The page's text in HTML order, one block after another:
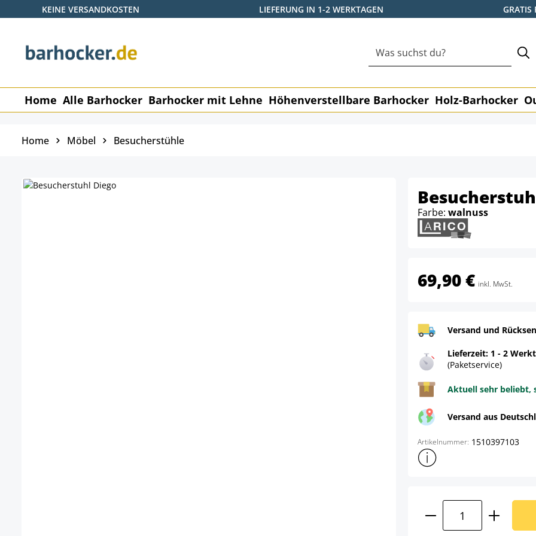
Hauptinhalt springen
Zur Suche springen
Zur Hauptnavigation springen
KEINE VERSANDKOSTEN LIEFERUNG IN 1-2 WERKTAGEN GRATIS
Home Alle Barhocker Barhocker mit Lehne Höhenverstellbare Barhocker Holz-Barhocker
Home Möbel Besucherstühle
Farbe: walnuss
69,90 € inkl. MwSt.
Versand und
Lieferzeit: 1 - 2
(Paketservice)
Aktuell sehr beliebt,
Versand aus
Artikelnummer: 1510397103
Weitere
Produkt Anzahl: